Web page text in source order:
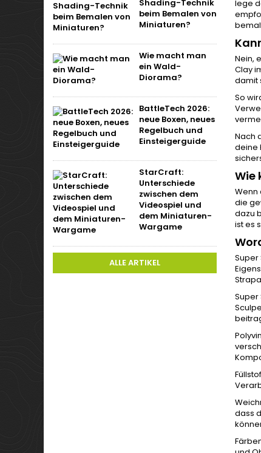
Shading-Technik
beim Bemalen von
Miniaturen?
Wie macht man
ein Wald-
Diorama?
BattleTech 2026:
neue Boxen, neues
Regelbuch und
Einsteigerguide
StarCraft:
Unterschiede
zwischen dem
Videospiel und
dem Miniaturen-
Wargame
ALLE ARTIKEL
lege
Nein,
Clay
damit
So
Nach
deine
Wie
Wenn
die
dazu
ist es
Super
Super
dass